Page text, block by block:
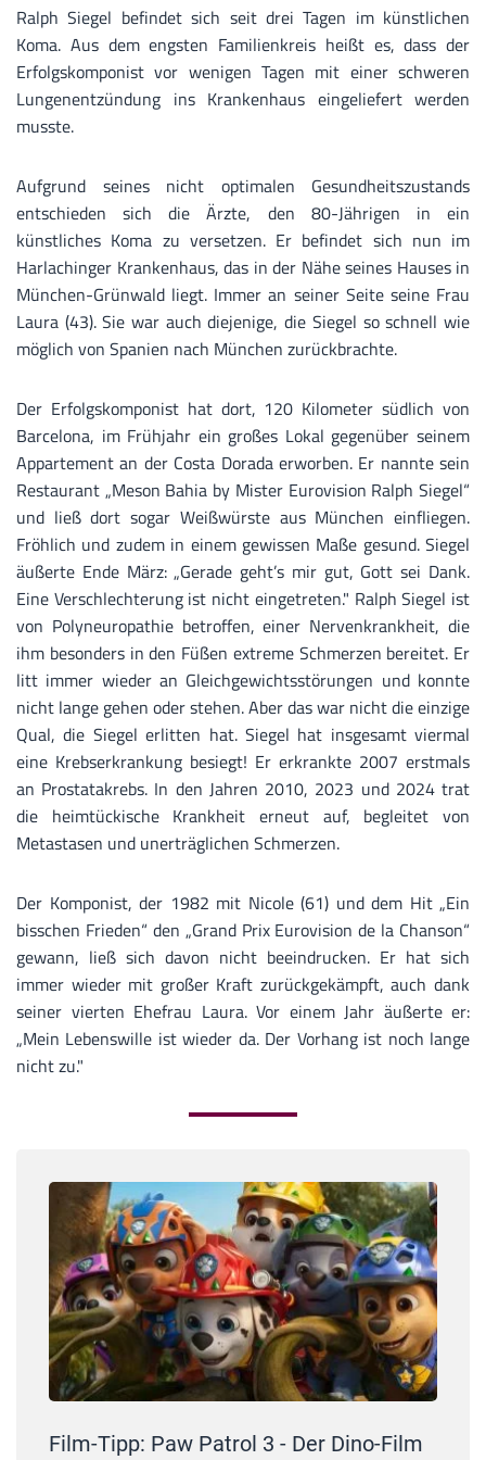
Ralph Siegel befindet sich seit drei Tagen im künstlichen
Koma. Aus dem engsten Familienkreis heißt es, dass der
Erfolgskomponist vor wenigen Tagen mit einer schweren
Lungenentzündung ins Krankenhaus eingeliefert werden
musste.
Aufgrund seines nicht optimalen Gesundheitszustands
entschieden sich die Ärzte, den 80-Jährigen in ein
künstliches Koma zu versetzen. Er befindet sich nun im
Harlachinger Krankenhaus, das in der Nähe seines Hauses in
München-Grünwald liegt. Immer an seiner Seite seine Frau
Laura (43). Sie war auch diejenige, die Siegel so schnell wie
möglich von Spanien nach München zurückbrachte.
Der Erfolgskomponist hat dort, 120 Kilometer südlich von
Barcelona, im Frühjahr ein großes Lokal gegenüber seinem
Appartement an der Costa Dorada erworben. Er nannte sein
Restaurant „Meson Bahia by Mister Eurovision Ralph Siegel“
und ließ dort sogar Weißwürste aus München einfliegen.
Fröhlich und zudem in einem gewissen Maße gesund. Siegel
äußerte Ende März: „Gerade geht’s mir gut, Gott sei Dank.
Eine Verschlechterung ist nicht eingetreten." Ralph Siegel ist
von Polyneuropathie betroffen, einer Nervenkrankheit, die
ihm besonders in den Füßen extreme Schmerzen bereitet. Er
litt immer wieder an Gleichgewichtsstörungen und konnte
nicht lange gehen oder stehen. Aber das war nicht die einzige
Qual, die Siegel erlitten hat. Siegel hat insgesamt viermal
eine Krebserkrankung besiegt! Er erkrankte 2007 erstmals
an Prostatakrebs. In den Jahren 2010, 2023 und 2024 trat
die heimtückische Krankheit erneut auf, begleitet von
Metastasen und unerträglichen Schmerzen.
Der Komponist, der 1982 mit Nicole (61) und dem Hit „Ein
bisschen Frieden“ den „Grand Prix Eurovision de la Chanson“
gewann, ließ sich davon nicht beeindrucken. Er hat sich
immer wieder mit großer Kraft zurückgekämpft, auch dank
seiner vierten Ehefrau Laura. Vor einem Jahr äußerte er:
„Mein Lebenswille ist wieder da. Der Vorhang ist noch lange
nicht zu."
Film-Tipp: Paw Patrol 3 - Der Dino-Film